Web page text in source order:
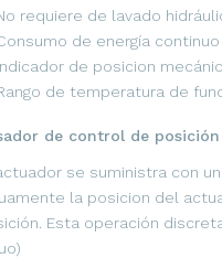
requiere de lavado
de energía
de posicion
de temperatura de
de control de
se suministra con
la posicion del
Esta operación